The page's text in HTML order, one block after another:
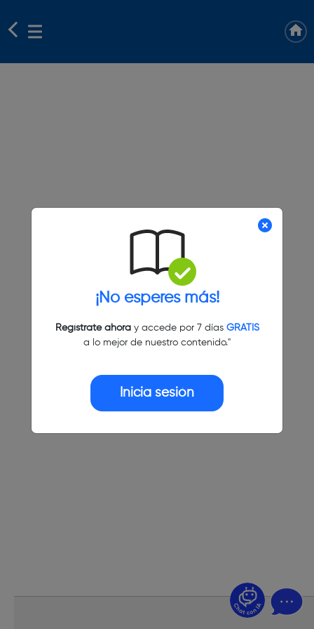
¡No esperes más!
Regístrate ahoray accede por 7 días GRATIS
a lo mejor de nuestro contenido."
Inicia sesión